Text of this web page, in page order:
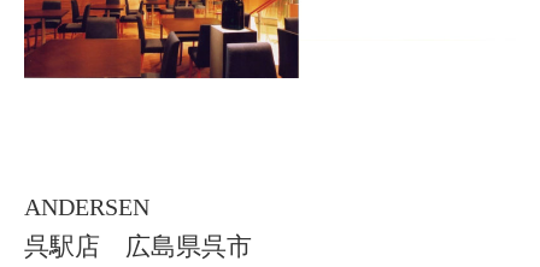
ANDERSEN
呉駅店 広島県呉市